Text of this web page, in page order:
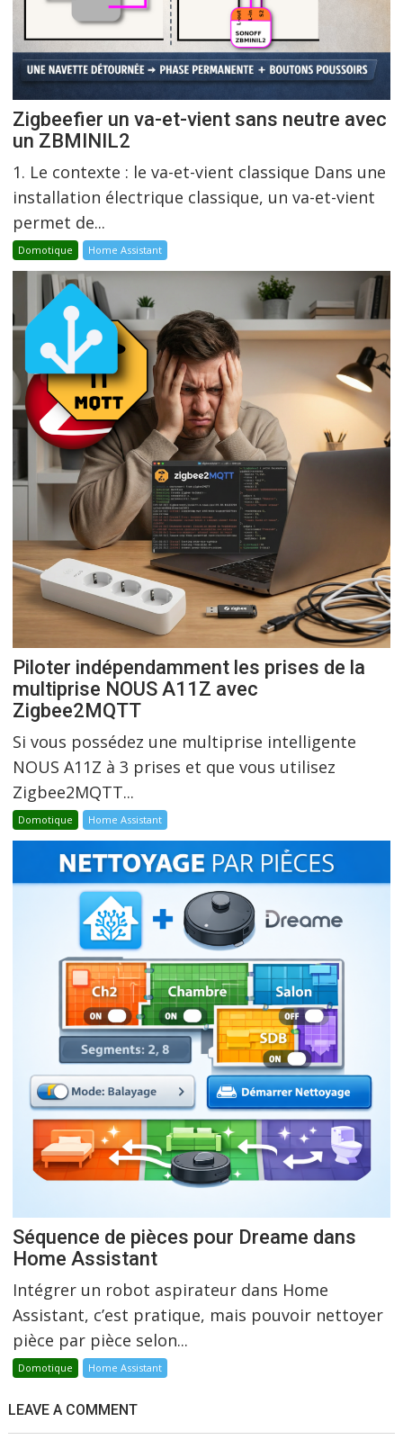
Zigbeefier un va-et-vient sans neutre avec
un ZBMINIL2
1. Le contexte : le va-et-vient classique Dans une
installation électrique classique, un va-et-vient
permet de...
Domotique Home Assistant
Piloter indépendamment les prises de la
multiprise NOUS A11Z avec
Zigbee2MQTT
Si vous possédez une multiprise intelligente
NOUS A11Z à 3 prises et que vous utilisez
Zigbee2MQTT...
Domotique Home Assistant
Séquence de pièces pour Dreame dans
Home Assistant
Intégrer un robot aspirateur dans Home
Assistant, c’est pratique, mais pouvoir nettoyer
pièce par pièce selon...
Domotique Home Assistant
LEAVE A COMMENT